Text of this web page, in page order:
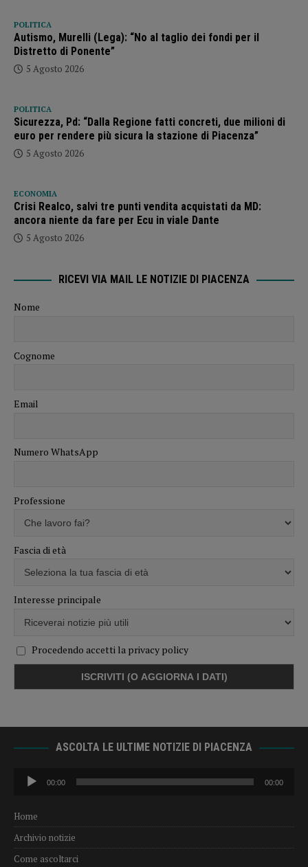
POLITICA
Autismo, Murelli (Lega): “No al taglio dei fondi per il
Distretto di Ponente”
5 Agosto 2026
POLITICA
Sicurezza, Pd: “Dalla Regione fatti concreti, due milioni di
euro per rendere più sicura la stazione di Piacenza”
5 Agosto 2026
ECONOMIA
Crisi Realco, salvi tre punti vendita acquistati da MD:
ancora niente da fare per Ecu in viale Dante
5 Agosto 2026
RICEVI VIA MAIL LE NOTIZIE DI PIACENZA
Nome
Cognome
Email
Numero WhatsApp
Professione
Fascia di età
Interesse principale
Procedendo accetti la privacy policy
ASCOLTA LE ULTIME NOTIZIE DI PIACENZA
Audio
Player
00:00 00:00
Home
Archivio notizie
Come ascoltarci